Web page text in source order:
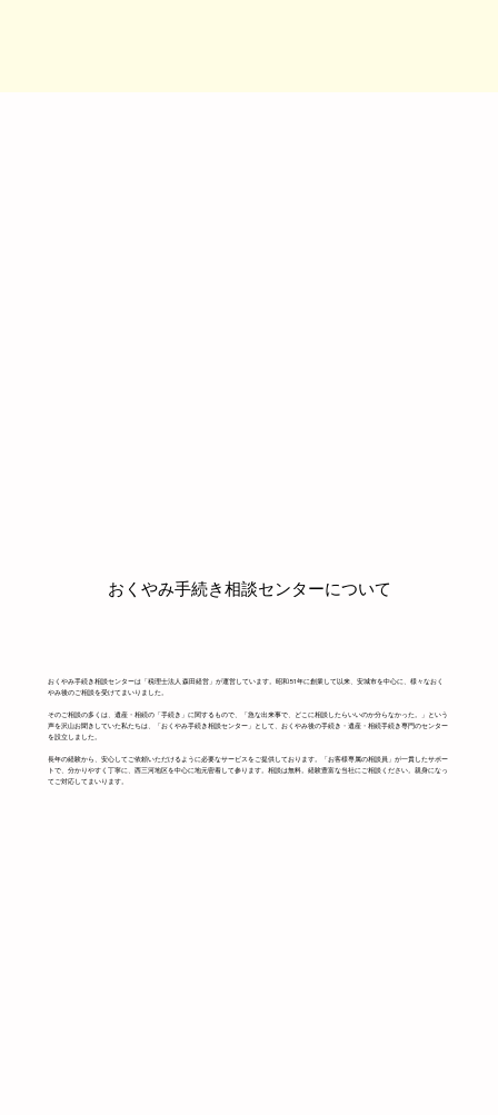
おくやみ手続き相談センターについて
おくやみ手続き相談センターは「税理士法人 森田経営」が運営しています。昭和51年に創業して以来、安城市を中心に、様々なおく
やみ後のご相談を受けてまいりました。
そのご相談の多くは、遺産・相続の「手続き」に関するもので、「急な出来事で、どこに相談したらいいのか分らなかった。」という
声を沢山お聞きしていた私たちは、「おくやみ手続き相談センター」として、おくやみ後の手続き・遺産・相続手続き専門のセンター
を設立しました。
長年の経験から、安心してご依頼いただけるように必要なサービスをご提供しております。「お客様専属の相談員」が一貫したサポー
トで、分かりやすく丁寧に、西三河地区を中心に地元密着して参ります。相談は無料。経験豊富な当社にご相談ください。親身になっ
てご対応してまいります。